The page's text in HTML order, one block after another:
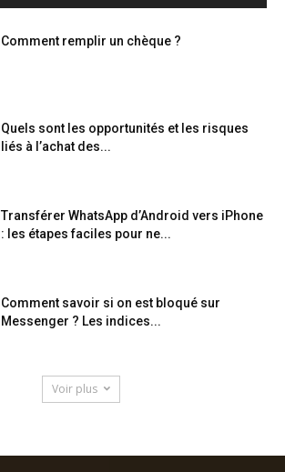
Comment remplir un chèque ?
Quels sont les opportunités et les risques
liés à l’achat des...
Transférer WhatsApp d’Android vers iPhone
: les étapes faciles pour ne...
Comment savoir si on est bloqué sur
Messenger ? Les indices...
Voir plus